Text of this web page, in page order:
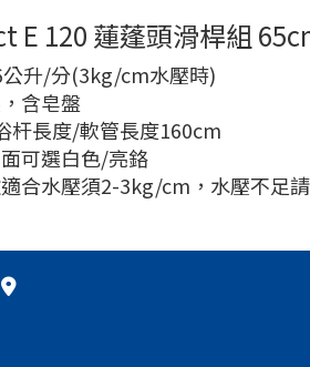
E 120 蓮蓬頭滑桿組
升/分(3kg/cm水壓時)
含皂盤
杆長度/軟管長度160cm
可選白色/亮鉻
合水壓須2-3kg/cm，水壓不足